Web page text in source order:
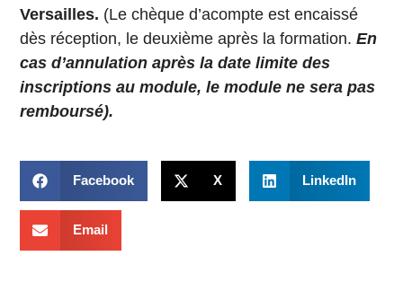
Versailles. (Le chèque d’acompte est encaissé
dès réception, le deuxième après la formation.En
cas d’annulation après la date limite des
inscriptions au module, le module ne sera pas
remboursé).
Facebook X LinkedIn
Email